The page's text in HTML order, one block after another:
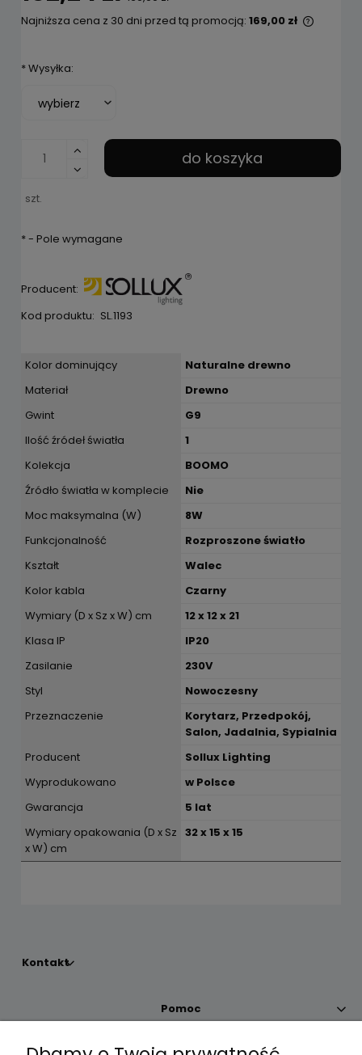
Najniższa cena z 30 dni przed tą promocją: 169,00 zł
*Wysyłka:
szt.
do koszyka
*- Pole wymagane
Producent:
Kod produktu: SL.1193
Kolor dominujący
Naturalne drewno
Materiał
Drewno
Gwint
G9
Ilość źródeł światła
1
Kolekcja
BOOMO
Źródło światła w komplecie
Nie
Moc maksymalna (W)
8W
Funkcjonalność
Rozproszone światło
Kształt
Walec
Kolor kabla
Czarny
Wymiary (D x Sz x W) cm
12 x 12 x 21
Klasa IP
IP20
Zasilanie
230V
Styl
Nowoczesny
Przeznaczenie
Korytarz, Przedpokój,
Salon, Jadalnia, Sypialnia
Producent
Sollux Lighting
Wyprodukowano
w Polsce
Gwarancja
5 lat
Wymiary opakowania (D x Sz
x W) cm
32 x 15 x 15
Kontakt
Pomoc